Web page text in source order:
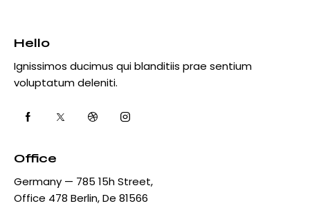
Hello
Ignissimos ducimus qui blanditiis prae sentium
voluptatum deleniti.
Office
Germany — 785 15h Street,
Office 478 Berlin, De 81566